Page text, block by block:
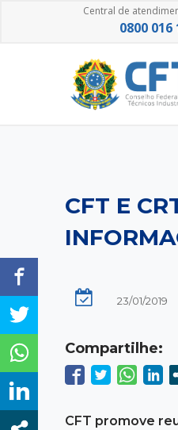
Central de
0800 016
CFT E
23/01/2019
Compartilhe:
CFT promove